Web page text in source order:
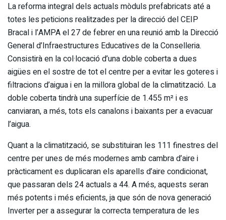
La reforma integral dels actuals mòduls prefabricats até a
totes les peticions realitzades per la direcció del CEIP
Bracal i l’AMPA el 27 de febrer en una reunió amb la Direcció
General d’Infraestructures Educatives de la Conselleria.
Consistirà en la col·locació d’una doble coberta a dues
aigües en el sostre de tot el centre per a evitar les goteres i
filtracions d’aigua i en la millora global de la climatització. La
doble coberta tindrà una superfície de 1.455 m² i es
canviaran, a més, tots els canalons i baixants per a evacuar
l’aigua.
Quant a la climatització, se substituiran les 111 finestres del
centre per unes de més modernes amb cambra d’aire i
pràcticament es duplicaran els aparells d’aire condicionat,
que passaran dels 24 actuals a 44. A més, aquests seran
més potents i més eficients, ja que són de nova generació
Inverter per a assegurar la correcta temperatura de les